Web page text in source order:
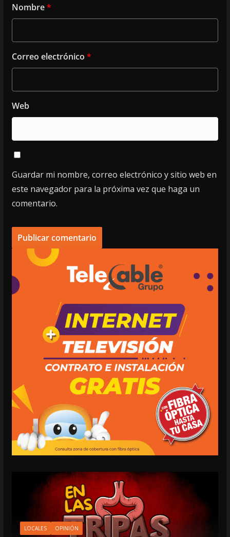
Nombre*
Correo electrónico *
Web
Guardar mi nombre, correo electrónico y sitio web en
este navegador para la próxima vez que haga un
comentario.
LOCALES OPINIÓN